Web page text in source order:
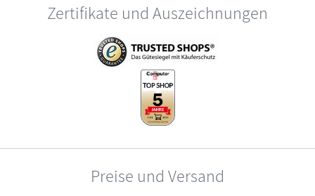
Zertifikate und Auszeichnungen
Preise und Versand